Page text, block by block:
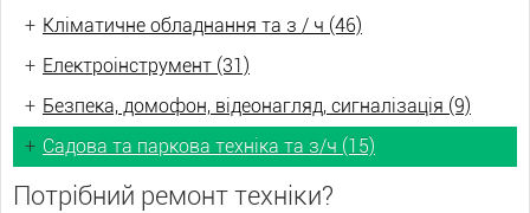
+ Кліматичне обладнання та з / ч (46)
+ Електроінструмент (31)
+ Безпека, домофон, відеонагляд, сигналізація (9)
+ Садова та паркова техніка та з/ч (15)
Потрібний ремонт техніки?